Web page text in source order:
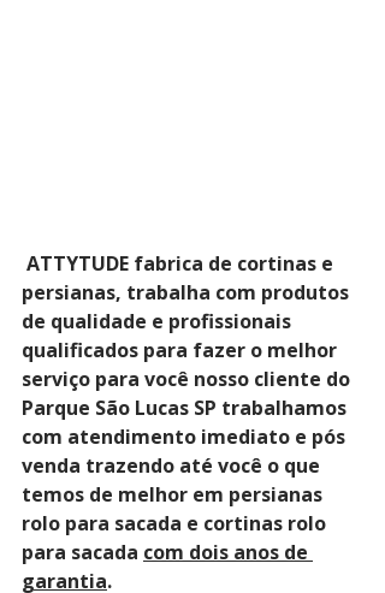
ATTYTUDE fabrica de cortinas e
persianas, trabalha com produtos
de qualidade e profissionais
qualificados para fazer o melhor
serviço para você nosso cliente do
Parque São Lucas SP trabalhamos
com atendimento imediato e pós
venda trazendo até você o que
temos de melhor em persianas
rolo para sacada e cortinas rolo
para sacada com dois anos de
garantia.